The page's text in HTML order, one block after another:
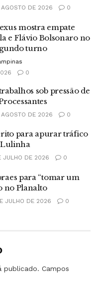
DE 2026 0
mostra empate
e Flávio Bolsonaro no
turno
0
sob pressão de
DE 2026 0
para apurar tráfico
JULHO DE 2026 0
para “tomar um
no Planalto
JULHO DE 2026 0
publicado. Campos